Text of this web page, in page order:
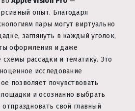
опыт. Благодаря
пары могут виртуально
заглянуть в каждый уголок,
оформления и даже
рассадки и тематику. Это
исследование
позволяет почувствовать
и осознанно выбрать
свой главный